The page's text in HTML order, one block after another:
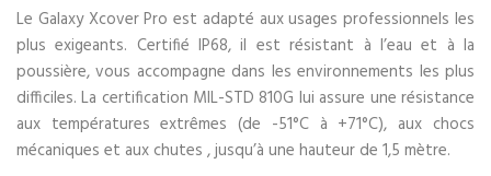
Le Galaxy Xcover Pro est adapté aux usages professionnels les
plus exigeants. Certifié IP68, il est résistant à l’eau et à la
poussière, vous accompagne dans les environnements les plus
difficiles. La certification MIL-STD 810G lui assure une résistance
aux températures extrêmes (de -51°C à +71°C), aux chocs
mécaniques et aux chutes , jusqu’à une hauteur de 1,5 mètre.